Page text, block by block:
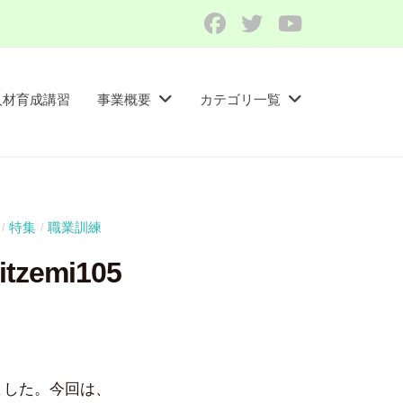
Facebook
TwitterYouTube
育成講習​ 事業概要 カテゴリ一覧
/ 特集 / 職業訓練
た。今回は、